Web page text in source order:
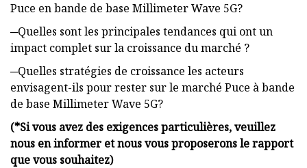
Puce en bande de base Millimeter Wave 5G?
─Quelles sont les principales tendances qui ont un
impact complet sur la croissance du marché ?
─Quelles stratégies de croissance les acteurs
envisagent-ils pour rester sur le marché Puce à bande
de base Millimeter Wave 5G?
(*Si vous avez des exigences particulières, veuillez
nous en informer et nous vous proposerons le rapport
que vous souhaitez)